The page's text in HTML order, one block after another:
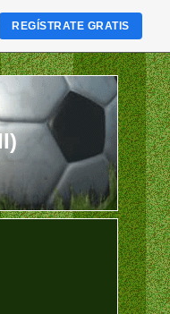
REGÍSTRATE GRATIS